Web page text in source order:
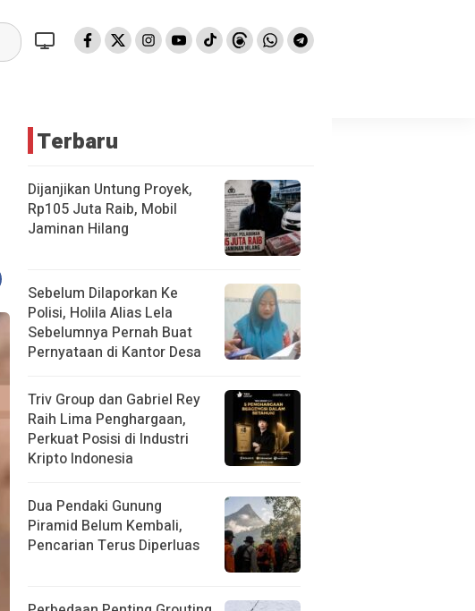
Terbaru
Dijanjikan Untung Proyek,
Rp105 Juta Raib, Mobil
Jaminan Hilang
Sebelum Dilaporkan Ke
Polisi, Holila Alias Lela
Sebelumnya Pernah Buat
Pernyataan di Kantor Desa
Triv Group dan Gabriel Rey
Raih Lima Penghargaan,
Perkuat Posisi di Industri
Kripto Indonesia
Dua Pendaki Gunung
Piramid Belum Kembali,
Pencarian Terus Diperluas